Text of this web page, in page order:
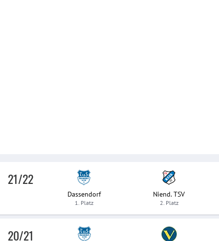
21/22
Dassendorf
1. Platz
Niend. TSV
2. Platz
20/21